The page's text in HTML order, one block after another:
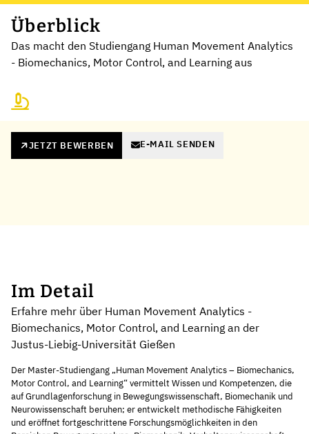
Überblick
Das macht den Studiengang Human Movement Analytics
- Biomechanics, Motor Control, and Learning aus
JETZT BEWERBEN E-MAIL SENDEN
Im Detail
Erfahre mehr über Human Movement Analytics -
Biomechanics, Motor Control, and Learning an der
Justus-Liebig-Universität Gießen
Der Master-Studiengang „Human Movement Analytics – Biomechanics,
Motor Control, and Learning“ vermittelt Wissen und Kompetenzen, die
auf Grundlagenforschung in Bewegungswissenschaft, Biomechanik und
Neurowissenschaft beruhen; er entwickelt methodische Fähigkeiten
und eröffnet fortgeschrittene Forschungsmöglichkeiten in den